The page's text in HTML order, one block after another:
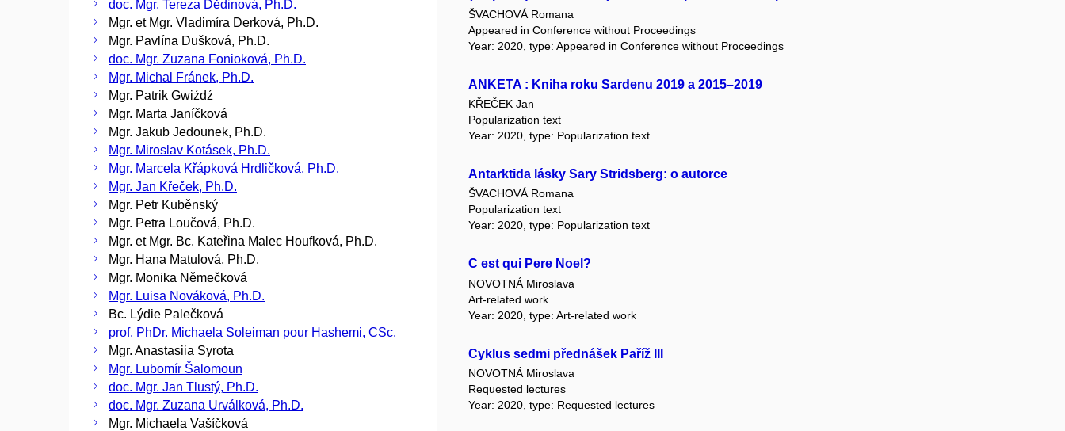
doc. Mgr. Tereza Dědinová, Ph.D.
Mgr. et Mgr. Vladimíra Derková, Ph.D.
Mgr. Pavlína Dušková, Ph.D.
doc. Mgr. Zuzana Fonioková, Ph.D.
Mgr. Michal Fránek, Ph.D.
Mgr. Patrik Gwiźdź
Mgr. Marta Janíčková
Mgr. Jakub Jedounek, Ph.D.
Mgr. Miroslav Kotásek, Ph.D.
Mgr. Marcela Křápková Hrdličková, Ph.D.
Mgr. Jan Křeček, Ph.D.
Mgr. Petr Kuběnský
Mgr. Petra Loučová, Ph.D.
Mgr. et Mgr. Bc. Kateřina Malec Houfková, Ph.D.
Mgr. Hana Matulová, Ph.D.
Mgr. Monika Němečková
Mgr. Luisa Nováková, Ph.D.
Bc. Lýdie Palečková
prof. PhDr. Michaela Soleiman pour Hashemi, CSc.
Mgr. Anastasiia Syrota
Mgr. Lubomír Šalomoun
doc. Mgr. Jan Tlustý, Ph.D.
doc. Mgr. Zuzana Urválková, Ph.D.
Mgr. Michaela Vašíčková
ŠVACHOVÁ Romana
Appeared in Conference without Proceedings
Year: 2020, type: Appeared in Conference without Proceedings
ANKETA : Kniha roku Sardenu 2019 a 2015–2019
KŘEČEK Jan
Popularization text
Year: 2020, type: Popularization text
Antarktida lásky Sary Stridsberg: o autorce
ŠVACHOVÁ Romana
Popularization text
Year: 2020, type: Popularization text
C est qui Pere Noel?
NOVOTNÁ Miroslava
Art-related work
Year: 2020, type: Art-related work
Cyklus sedmi přednášek Paříž III
NOVOTNÁ Miroslava
Requested lectures
Year: 2020, type: Requested lectures